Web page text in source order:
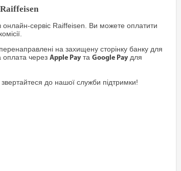
сервіс Raiffeisen. Ви можете оплатити
на захищену сторінку банку для
оплата черезApple Pay таGoogle Pay для
до нашої служби підтримки!